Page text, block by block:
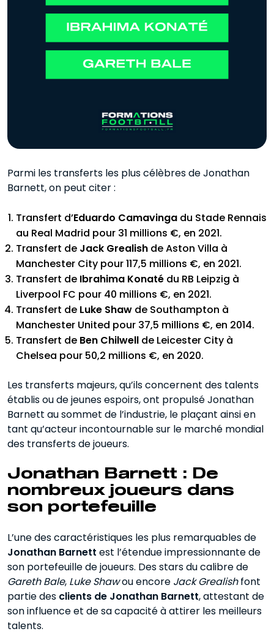
Parmi les transferts les plus célèbres de Jonathan
Barnett, on peut citer :
Transfert d’Eduardo Camavinga du Stade Rennais
au Real Madrid pour 31 millions €, en 2021.
Transfert de Jack Grealish de Aston Villa à
Manchester City pour 117,5 millions €, en 2021.
Transfert de Ibrahima Konaté du RB Leipzig à
Liverpool FC pour 40 millions €, en 2021.
Transfert de Luke Shaw de Southampton à
Manchester United pour 37,5 millions €, en 2014.
Transfert de Ben Chilwell de Leicester City à
Chelsea pour 50,2 millions €, en 2020.
Les transferts majeurs, qu’ils concernent des talents
établis ou de jeunes espoirs, ont propulsé Jonathan
Barnett au sommet de l’industrie, le plaçant ainsi en
tant qu’acteur incontournable sur le marché mondial
des transferts de joueurs.
Jonathan Barnett : De
nombreux joueurs dans
son portefeuille
L’une des caractéristiques les plus remarquables de
Jonathan Barnett est l’étendue impressionnante de
son portefeuille de joueurs. Des stars du calibre de
Gareth Bale, Luke Shawou encore Jack Grealishfont
partie des clients de Jonathan Barnett, attestant de
son influence et de sa capacité à attirer les meilleurs
talents.